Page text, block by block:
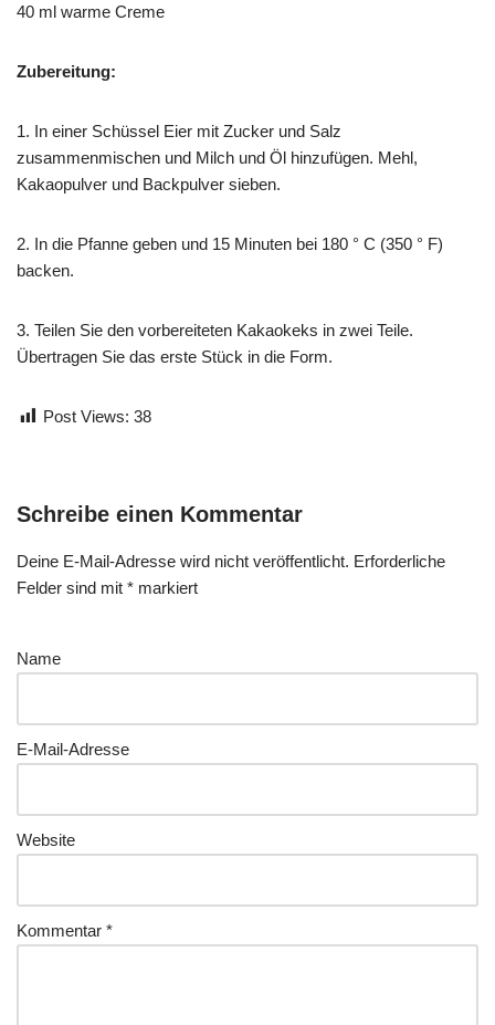
40 ml warme Creme
Zubereitung:
1. In einer Schüssel Eier mit Zucker und Salz
zusammenmischen und Milch und Öl hinzufügen. Mehl,
Kakaopulver und Backpulver sieben.
2. In die Pfanne geben und 15 Minuten bei 180 ° C (350 ° F)
backen.
3. Teilen Sie den vorbereiteten Kakaokeks in zwei Teile.
Übertragen Sie das erste Stück in die Form.
Post Views: 38
Schreibe einen Kommentar
Deine E-Mail-Adresse wird nicht veröffentlicht. Erforderliche
Felder sind mit * markiert
Name
E-Mail-Adresse
Website
Kommentar *